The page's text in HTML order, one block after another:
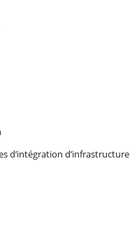
d’intégration d’infrastructure